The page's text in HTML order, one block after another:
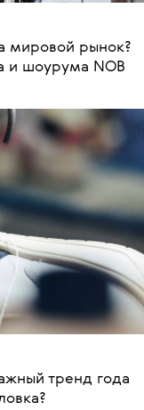
мировой рынок?
и шоурума NOB
тренд года